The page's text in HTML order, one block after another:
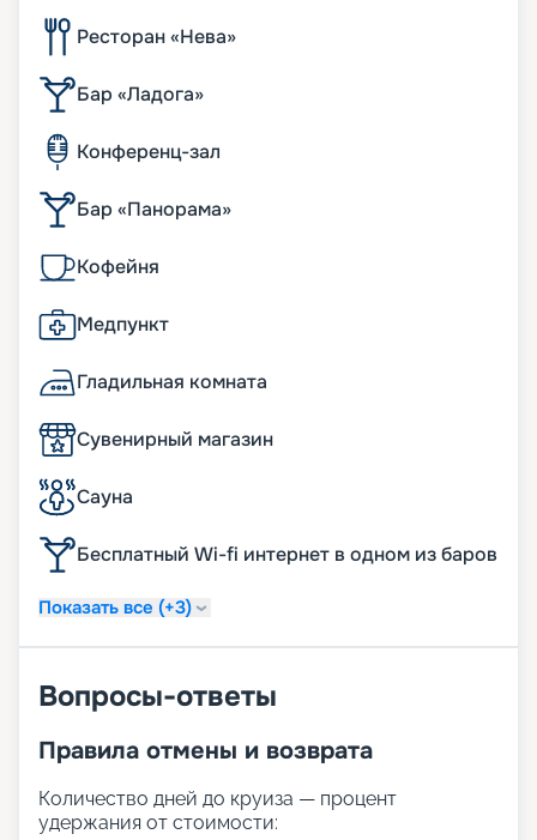
Ресторан «Нева»
Бар «Ладога»
Конференц-зал
Бар «Панорама»
Кофейня
Медпункт
Гладильная комната
Сувенирный магазин
Сауна
Бесплатный Wi-fi интернет в одном из баров
Показать все (+3)
Вопросы-ответы
Правила отмены и возврата
Количество дней до круиза — процент
удержания от стоимости: